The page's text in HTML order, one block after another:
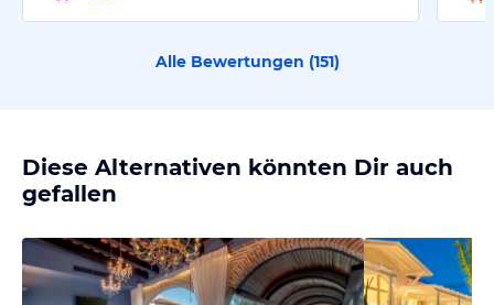
Alle Bewertungen (151)
Diese Alternativen könnten Dir auch
gefallen